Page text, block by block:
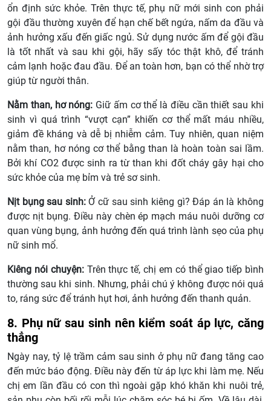
ổn định sức khỏe. Trên thực tế, phụ nữ mới sinh con phải
gội đầu thường xuyên để hạn chế bết ngứa, nấm da đầu và
ảnh hưởng xấu đến giấc ngủ. Sử dụng nước ấm để gội đầu
là tốt nhất và sau khi gội, hãy sấy tóc thật khô, để tránh
cảm lạnh hoặc đau đầu. Để an toàn hơn, bạn có thể nhờ trợ
giúp từ người thân.
Nằm than, hơ nóng: Giữ ấm cơ thể là điều cần thiết sau khi
sinh vì quá trình “vượt cạn” khiến cơ thể mất máu nhiều,
giảm đề kháng và dễ bị nhiễm cảm. Tuy nhiên, quan niệm
nằm than, hơ nóng cơ thể bằng than là hoàn toàn sai lầm.
Bởi khí CO2 được sinh ra từ than khi đốt cháy gây hại cho
sức khỏe của mẹ bỉm và trẻ sơ sinh.
Nịt bụng sau sinh:Ở cữ sau sinh kiêng gì? Đáp án là không
được nịt bụng. Điều này chèn ép mạch máu nuôi dưỡng cơ
quan vùng bụng, ảnh hưởng đến quá trình lành sẹo của phụ
nữ sinh mổ.
Kiêng nói chuyện: Trên thực tế, chị em có thể giao tiếp bình
thường sau khi sinh. Nhưng, phải chú ý không được nói quá
to, ráng sức để tránh hụt hơi, ảnh hưởng đến thanh quản.
8. Phụ nữ sau sinh nên kiểm soát áp lực, căng
thẳng
Ngày nay, tỷ lệ trầm cảm sau sinh ở phụ nữ đang tăng cao
đến mức báo động. Điều này đến từ áp lực khi làm mẹ. Nếu
chị em lần đầu có con thì ngoài gặp khó khăn khi nuôi trẻ,